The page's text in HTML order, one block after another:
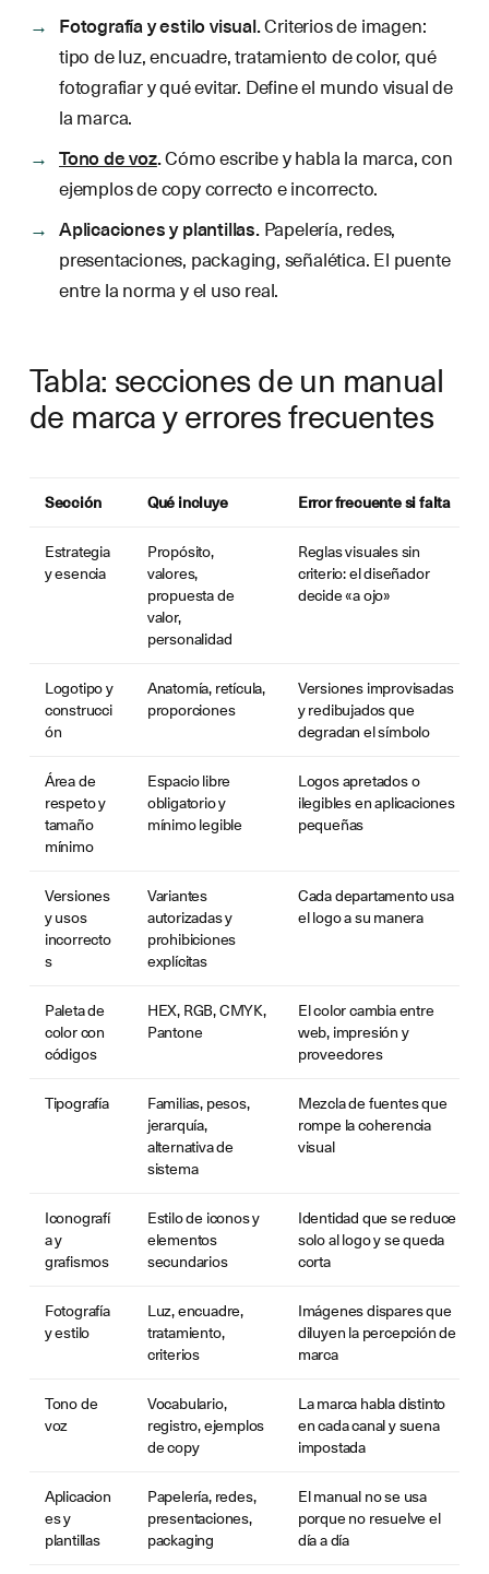
Fotografía y estilo visual.Criterios de imagen:
tipo de luz, encuadre, tratamiento de color, qué
fotografiar y qué evitar. Define el mundo visual de
la marca.
Tono de voz.Cómo escribe y habla la marca, con
ejemplos de copy correcto e incorrecto.
Aplicaciones y plantillas.Papelería, redes,
presentaciones, packaging, señalética. El puente
entre la norma y el uso real.
Tabla: secciones de un manual
de marca y errores frecuentes
Sección Qué incluye Error frecuente si falta
Estrategia
y esencia
Propósito,
valores,
propuesta de
valor,
personalidad
Reglas visuales sin
criterio: el diseñador
decide «a ojo»
Logotipo y
construcci
ón
Anatomía, retícula,
proporciones
Versiones improvisadas
y redibujados que
degradan el símbolo
Área de
respeto y
tamaño
mínimo
Espacio libre
obligatorio y
mínimo legible
Logos apretados o
ilegibles en aplicaciones
pequeñas
Versiones
y usos
incorrecto
s
Variantes
autorizadas y
prohibiciones
explícitas
Cada departamento usa
el logo a su manera
Paleta de
color con
códigos
HEX, RGB, CMYK,
Pantone
El color cambia entre
web, impresión y
proveedores
Tipografía
Familias, pesos,
jerarquía,
alternativa de
sistema
Mezcla de fuentes que
rompe la coherencia
visual
Iconografí
a y
grafismos
Estilo de iconos y
elementos
secundarios
Identidad que se reduce
solo al logo y se queda
corta
Fotografía
y estilo
Luz, encuadre,
tratamiento,
criterios
Imágenes dispares que
diluyen la percepción de
marca
Tono de
voz
Vocabulario,
registro, ejemplos
de copy
La marca habla distinto
en cada canal y suena
impostada
Aplicacion
es y
plantillas
Papelería, redes,
presentaciones,
packaging
El manual no se usa
porque no resuelve el
día a día